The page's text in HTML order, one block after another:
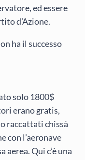
ed essere
d’Azione.
ha il successo
solo 1800$
erano gratis,
raccattati chissà
con l’aeronave
aerea. Qui c’è una